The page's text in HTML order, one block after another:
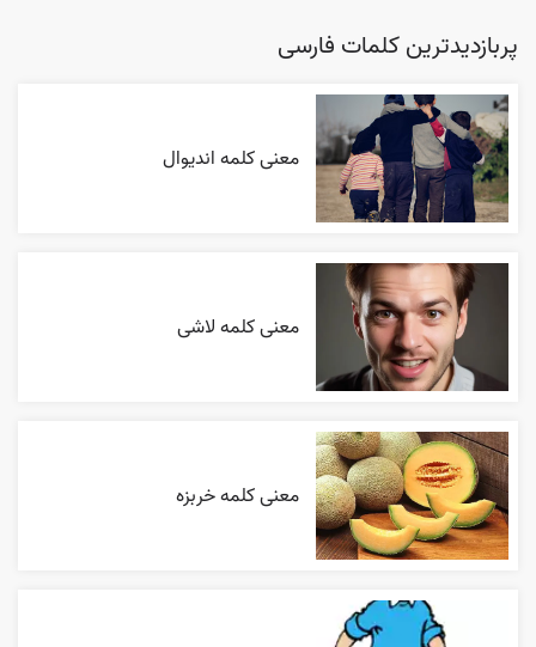
پربازدیدترین کلمات فارسی
معنی کلمه اندیوال
معنی کلمه لاشی
معنی کلمه خربزه